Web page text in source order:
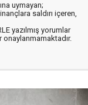
uymayan;
saldırı içeren,
yazılmış yorumlar
onaylanmamaktadır.